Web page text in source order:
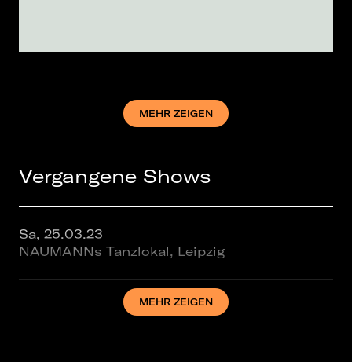
MEHR ZEIGEN
Vergangene Shows
Sa, 25.03.23
NAUMANNs Tanzlokal, Leipzig
MEHR ZEIGEN